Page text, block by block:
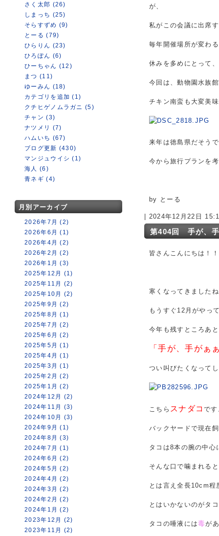
さく太郎 (26)
しまっち (25)
そらすずめ (9)
とーる (79)
ひらりん (23)
ひろぽん (6)
ひーちゃん (12)
まつ (11)
ゆーみん (18)
カテゴリを追加 (1)
クチヒゲノムラガニ (5)
チャン (3)
ナツメリ (7)
ハムいち (67)
ブログ更新 (430)
マンジュウイシ (1)
海人 (6)
青ネギ (4)
月別アーカイブ
2026年7月 (2)
2026年6月 (1)
2026年4月 (2)
2026年2月 (2)
2026年1月 (3)
2025年12月 (1)
2025年11月 (2)
2025年10月 (2)
2025年9月 (2)
2025年8月 (1)
2025年7月 (2)
2025年6月 (2)
2025年5月 (1)
2025年4月 (1)
2025年3月 (1)
2025年2月 (2)
2025年1月 (2)
2024年12月 (2)
2024年11月 (3)
2024年10月 (3)
2024年9月 (1)
2024年8月 (3)
2024年7月 (1)
2024年6月 (2)
2024年5月 (2)
2024年4月 (2)
2024年3月 (2)
2024年2月 (2)
2024年1月 (2)
2023年12月 (2)
2023年11月 (2)
が、
私がこの会議に出席
毎年開催場所が変わ
休みを多めにとって
今回は、動物園水族
チキン南蛮も大変美
来年は徳島県だそう
今から旅行プランを
by とーる
| 2024年12月22日
第404回 手が、
皆さんこんにちは！！
寒くなってきました
もうすぐ12月がやっ
今年も残すところあ
「手が、手がぁ
つい叫びたくなって
こちら スナダコで
バックヤードで現在
タコは8本の腕の中心
そんな口で噛まれる
とは言え全長10cm程
とはいかないのがタ
タコの唾液には毒が